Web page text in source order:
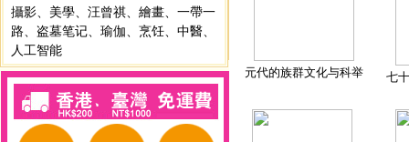
攝影
美學 汪曾祺 繪畫
一帶一
路
盗墓笔记 瑜伽 烹饪 中醫
人工智能
元代的族群文化与科举 七